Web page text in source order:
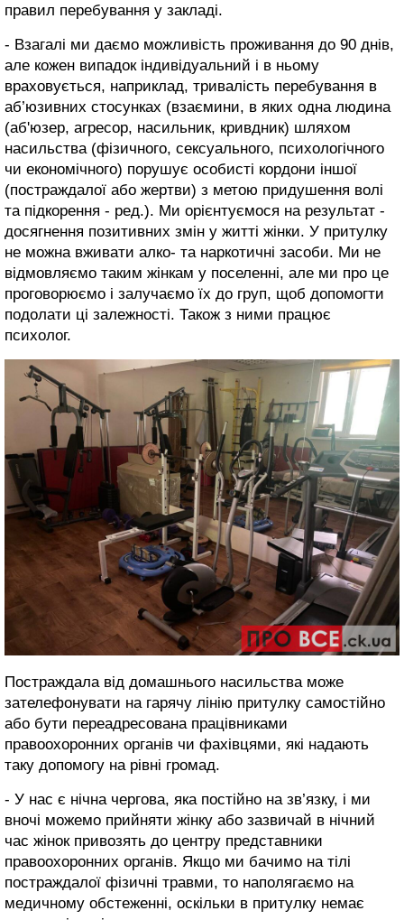
правил перебування у закладі.
- Взагалі ми даємо можливість проживання до 90 днів,
але кожен випадок індивідуальний і в ньому
враховується, наприклад, тривалість перебування в
аб’юзивних стосунках (взаємини, в яких одна людина
(аб'юзер, агресор, насильник, кривдник) шляхом
насильства (фізичного, сексуального, психологічного
чи економічного) порушує особисті кордони іншої
(постраждалої або жертви) з метою придушення волі
та підкорення - ред.). Ми орієнтуємося на результат -
досягнення позитивних змін у житті жінки. У притулку
не можна вживати алко- та наркотичні засоби. Ми не
відмовляємо таким жінкам у поселенні, але ми про це
проговорюємо і залучаємо їх до груп, щоб допомогти
подолати ці залежності. Також з ними працює
психолог.
Постраждала від домашнього насильства може
зателефонувати на гарячу лінію притулку самостійно
або бути переадресована працівниками
правоохоронних органів чи фахівцями, які надають
таку допомогу на рівні громад.
- У нас є нічна чергова, яка постійно на зв’язку, і ми
вночі можемо прийняти жінку або зазвичай в нічний
час жінок привозять до центру представники
правоохоронних органів. Якщо ми бачимо на тілі
постраждалої фізичні травми, то наполягаємо на
медичному обстеженні, оскільки в притулку немає